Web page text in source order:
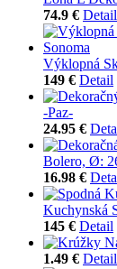
74.9 € Detail
Výklopná
149 € Detail
-Paz-
24.95 €
Bolero, Ø:
16.98 €
Kuchynská
145 € Detail
1.49 € Detail